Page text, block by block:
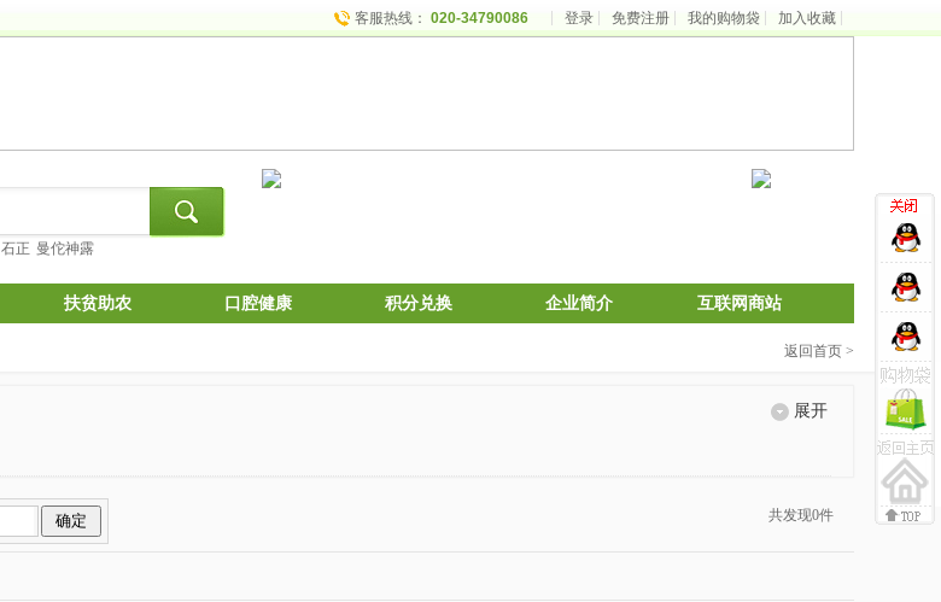
客服热线： 020-34790086 登录 免费注册 我的购物袋 加入收藏
石正 曼佗神露
扶贫助农 口腔健康 积分兑换 企业简介 互联网商站
返回首页 >
展开
共发现0件